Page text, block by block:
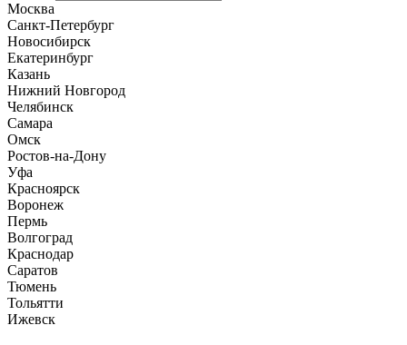
Москва
Санкт-Петербург
Новосибирск
Екатеринбург
Казань
Нижний Новгород
Челябинск
Самара
Омск
Ростов-на-Дону
Уфа
Красноярск
Воронеж
Пермь
Волгоград
Краснодар
Саратов
Тюмень
Тольятти
Ижевск